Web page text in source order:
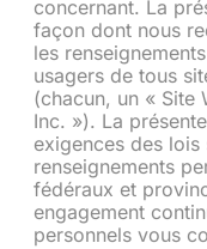
concernant. La
façon dont nous
les
usagers de tous
(chacun, un « Site
Inc. »). La
exigences des
renseignements
fédéraux et
engagement
personnels vous